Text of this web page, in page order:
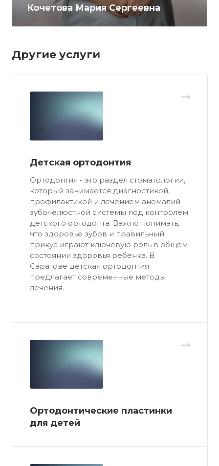
Кочетова Мария Сергеевна
Другие услуги
Детская ортодонтия
Ортодонтия - это раздел стоматологии,
который занимается диагностикой,
профилактикой и лечением аномалий
зубочелюстной системы под контролем
детского ортодонта. Важно понимать,
что здоровье зубов и правильный
прикус играют ключевую роль в общем
состоянии здоровья ребенка. В
Саратове детская ортодонтия
предлагает современные методы
лечения.
Ортодонтические пластинки
для детей